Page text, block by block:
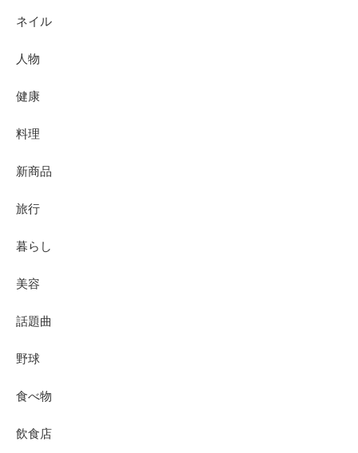
ネイル
人物
健康
料理
新商品
旅行
暮らし
美容
話題曲
野球
食べ物
飲食店